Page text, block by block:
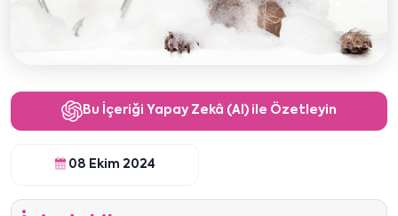
Bu İçeriği Yapay Zekâ (AI) ile Özetleyin
08 Ekim 2024